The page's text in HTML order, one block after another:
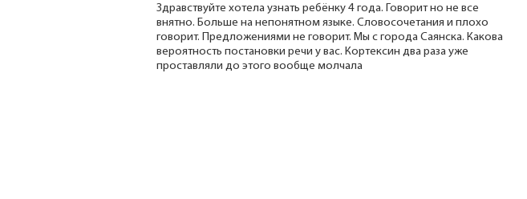
Здравствуйте хотела узнать ребёнку 4 года. Говорит но не все
внятно. Больше на непонятном языке. Словосочетания и плохо
говорит. Предложениями не говорит. Мы с города Саянска. Какова
вероятность постановки речи у вас. Кортексин два раза уже
проставляли до этого вообще молчала